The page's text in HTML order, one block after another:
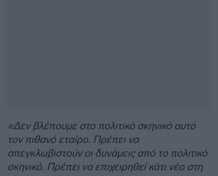
«Δεν βλέπουμε στο πολιτικό σκηνικό αυτό
τον πιθανό εταίρο. Πρέπει να
απεγκλωβιστούν οι δυνάμεις από το πολιτικό
σκηνικό. Πρέπει να επιχειρηθεί κάτι νέο στη